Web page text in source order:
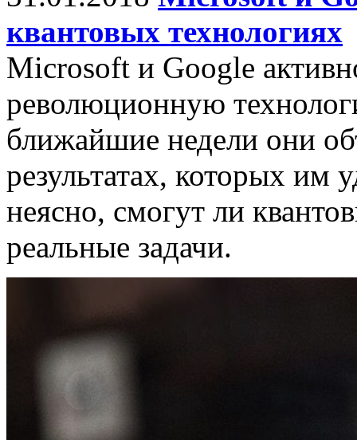
квантовых технологиях
Microsoft и Google
революционную
ближайшие недели они
результатах, которых им
неясно, смогут ли
реальные задачи.